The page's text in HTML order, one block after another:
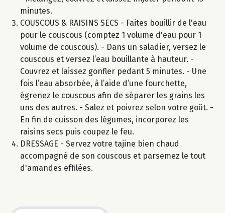
minutes.
COUSCOUS & RAISINS SECS - Faites bouillir de l'eau
pour le couscous (comptez 1 volume d'eau pour 1
volume de couscous). - Dans un saladier, versez le
couscous et versez l’eau bouillante à hauteur. -
Couvrez et laissez gonfler pedant 5 minutes. - Une
fois l’eau absorbée, à l’aide d’une fourchette,
égrenez le couscous afin de séparer les grains les
uns des autres. - Salez et poivrez selon votre goût. -
En fin de cuisson des légumes, incorporez les
raisins secs puis coupez le feu.
DRESSAGE - Servez votre tajine bien chaud
accompagné de son couscous et parsemez le tout
d'amandes effilées.